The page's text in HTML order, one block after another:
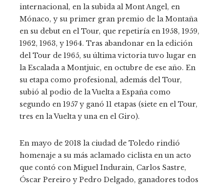
internacional, en la subida al Mont Angel, en
Mónaco, y su primer gran premio de la Montaña
en su debut en el Tour, que repetiría en 1958, 1959,
1962, 1963, y 1964. Tras abandonar en la edición
del Tour de 1965, su última victoria tuvo lugar en
la Escalada a Montjuic, en octubre de ese año. En
su etapa como profesional, además del Tour,
subió al podio de la Vuelta a España como
segundo en 1957 y ganó 11 etapas (siete en el Tour,
tres en la Vuelta y una en el Giro).
En mayo de 2018 la ciudad de Toledo rindió
homenaje a su más aclamado ciclista en un acto
que contó con Miguel Indurain, Carlos Sastre,
Óscar Pereiro y Pedro Delgado, ganadores todos